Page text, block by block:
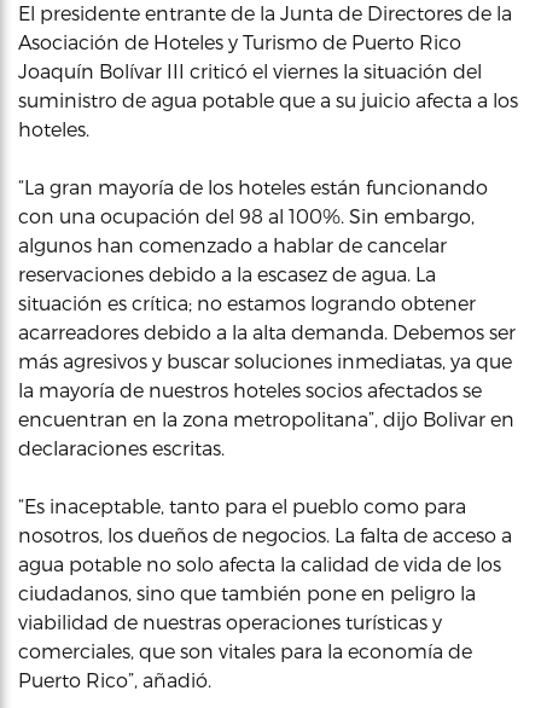
El presidente entrante de la Junta de Directores de la
Asociación de Hoteles y Turismo de Puerto Rico
Joaquín Bolívar III criticó el viernes la situación del
suministro de agua potable que a su juicio afecta a los
hoteles.
“La gran mayoría de los hoteles están funcionando
con una ocupación del 98 al 100%. Sin embargo,
algunos han comenzado a hablar de cancelar
reservaciones debido a la escasez de agua. La
situación es crítica; no estamos logrando obtener
acarreadores debido a la alta demanda. Debemos ser
más agresivos y buscar soluciones inmediatas, ya que
la mayoría de nuestros hoteles socios afectados se
encuentran en la zona metropolitana”, dijo Bolivar en
declaraciones escritas.
“Es inaceptable, tanto para el pueblo como para
nosotros, los dueños de negocios. La falta de acceso a
agua potable no solo afecta la calidad de vida de los
ciudadanos, sino que también pone en peligro la
viabilidad de nuestras operaciones turísticas y
comerciales, que son vitales para la economía de
Puerto Rico”, añadió.